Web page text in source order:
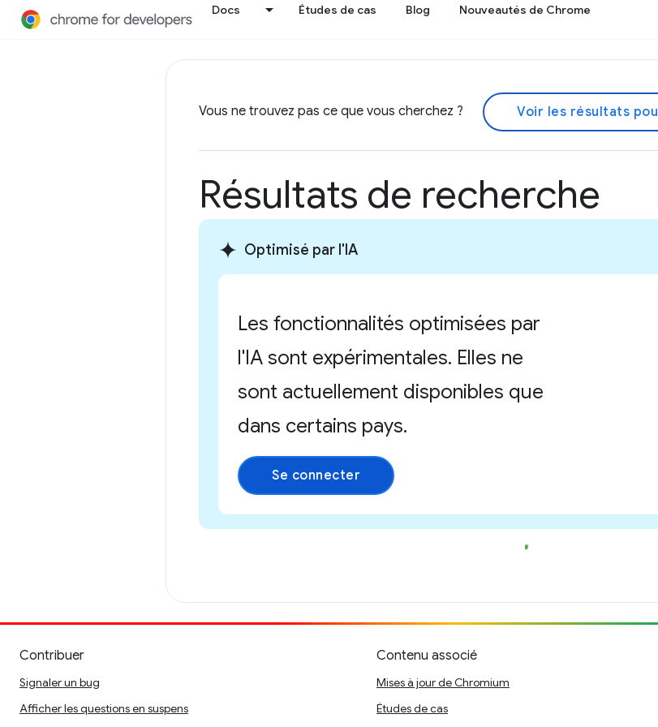
Docs Études de cas Blog Nouveautés de Chrome
Vous ne trouvez pas ce que vous cherchez ? Voir les résultats
Résultats de recherche
Optimisé par l'IA
Les fonctionnalités optimisées par
l'IA sont expérimentales. Elles ne
sont actuellement disponibles que
dans certains pays.
Se connecter
Contribuer
Signaler un bug
Afficher les questions en suspens
Contenu associé
Mises à jour de Chromium
Études de cas